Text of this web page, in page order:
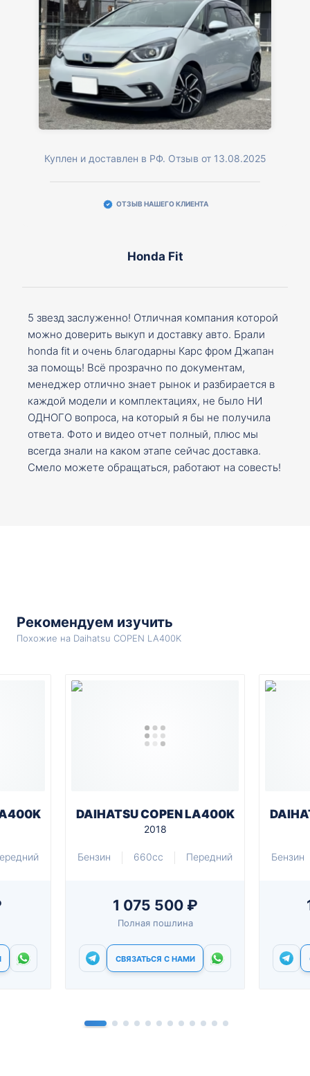
Куплен и доставлен в РФ. Отзыв от 13.08.2025
ОТЗЫВ НАШЕГО КЛИЕНТА
Honda Fit
5 звезд заслуженно! Отличная компания которой
можно доверить выкуп и доставку авто. Брали
honda fit и очень благодарны Карс фром Джапан
за помощь! Всё прозрачно по документам,
менеджер отлично знает рынок и разбирается в
каждой модели и комплектациях, не было НИ
ОДНОГО вопроса, на который я бы не получила
ответа. Фото и видео отчет полный, плюс мы
всегда знали на каком этапе сейчас доставка.
Смело можете обращаться, работают на совесть!
Рекомендуем изучить
Похожие на Daihatsu COPEN LA400K
DAIHATSU COPEN LA400K
2018
Бензин 660cc Передний
1 075 500 ₽
Полная пошлина
СВЯЗАТЬСЯ С НАМИ
Бензин